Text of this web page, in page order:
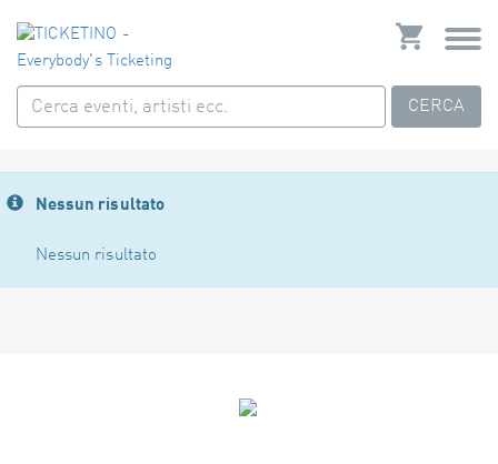
CERCA
Nessun risultato
Nessun risultato